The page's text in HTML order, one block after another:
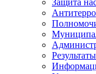
Защита